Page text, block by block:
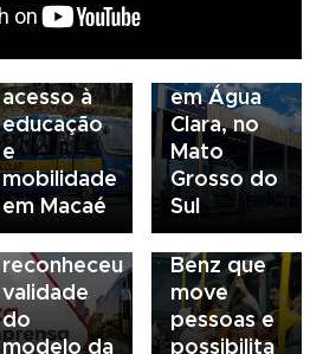
da frota
fortalece
acesso à
educação
e
mobilidade
em Macaé
concessionária
em Água
Clara, no
Mato
Grosso do
Sul
03/08/2026
Sindicato
esclarece
que STF
não
reconheceu
validade
do
modelo da
03/08/2026
Mobilidade
para
todos: o
ônibus
Mercedes-
Benz que
move
pessoas e
possibilita